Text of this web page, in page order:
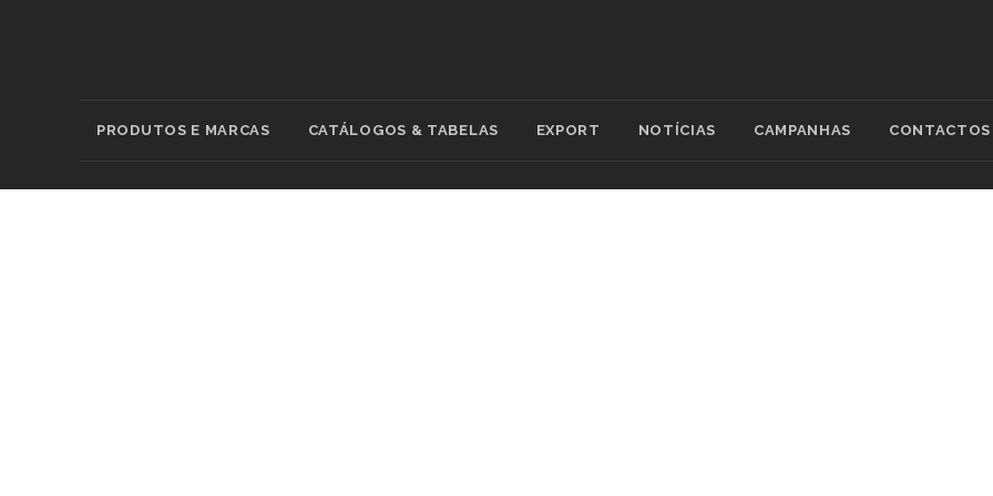
PRODUTOS E MARCAS CATÁLOGOS & TABELAS EXPORT NOTÍCIAS CAMPANHAS CONTACTOS